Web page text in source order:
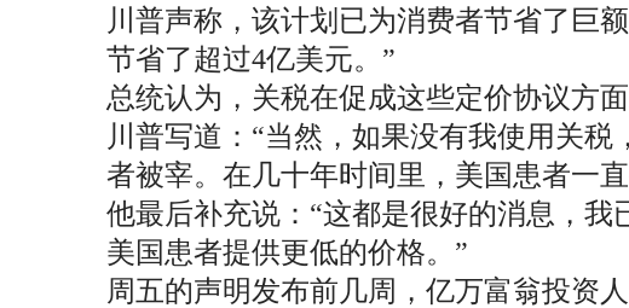
川普声称，该计划已为消费者节省了巨
节省了超过4亿美元。”
总统认为，关税在促成这些定价协议方
川普写道：“当然，如果没有我使用关税
者被宰。在几十年时间里，美国患者一
他最后补充说：“这都是很好的消息，我
美国患者提供更低的价格。”
周五的声明发布前几周，亿万富翁投资